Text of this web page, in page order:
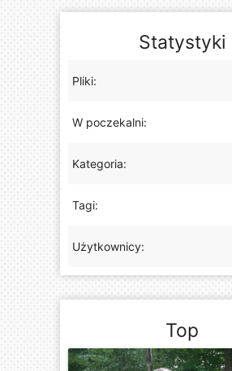
Statystyki
Pliki:
W poczekalni:
Kategoria:
Tagi:
Użytkownicy:
Top